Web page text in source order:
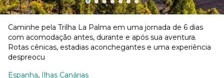
Caminhe pela Trilha La Palma em uma jornada de 6 dias
com acomodação antes, durante e após sua aventura.
Rotas cênicas, estadias aconchegantes e uma experiência
despreocu
Espanha, Ilhas Canárias